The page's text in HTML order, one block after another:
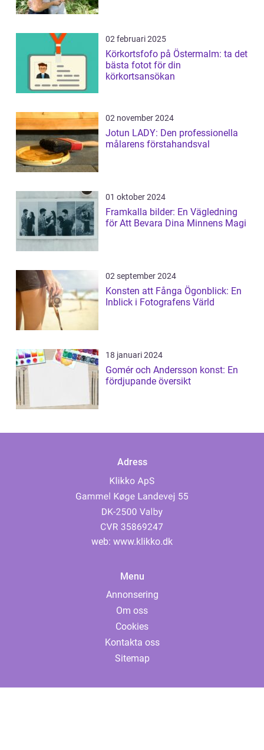
02 februari 2025
Körkortsfofo på Östermalm: ta det
bästa fotot för din
körkortsansökan
02 november 2024
Jotun LADY: Den professionella
målarens förstahandsval
01 oktober 2024
Framkalla bilder: En Vägledning
för Att Bevara Dina Minnens Magi
02 september 2024
Konsten att Fånga Ögonblick: En
Inblick i Fotografens Värld
18 januari 2024
Gomér och Andersson konst: En
fördjupande översikt
Adress
web: www.klikko.dk
Menu
Annonsering
Om oss
Cookies
Kontakta oss
Sitemap